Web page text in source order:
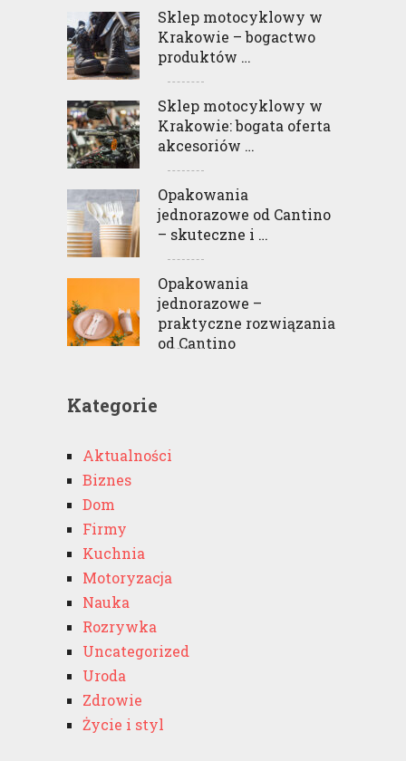
Sklep motocyklowy w
Krakowie – bogactwo
produktów …
Sklep motocyklowy w
Krakowie: bogata oferta
akcesoriów …
Opakowania
jednorazowe od Cantino
– skuteczne i …
Opakowania
jednorazowe –
praktyczne rozwiązania
od Cantino
Kategorie
Aktualności
Biznes
Dom
Firmy
Kuchnia
Motoryzacja
Nauka
Rozrywka
Uncategorized
Uroda
Zdrowie
Życie i styl